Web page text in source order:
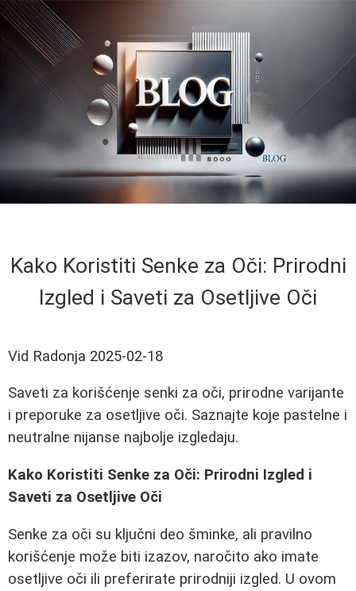
Kako Koristiti Senke za Oči: Prirodni
Izgled i Saveti za Osetljive Oči
Vid Radonja 2025-02-18
Saveti za korišćenje senki za oči, prirodne varijante
i preporuke za osetljive oči. Saznajte koje pastelne i
neutralne nijanse najbolje izgledaju.
Kako Koristiti Senke za Oči: Prirodni Izgled i
Saveti za Osetljive Oči
Senke za oči su ključni deo šminke, ali pravilno
korišćenje može biti izazov, naročito ako imate
osetljive oči ili preferirate prirodniji izgled. U ovom